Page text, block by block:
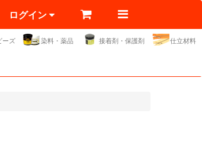
ログイン
ーズ 染料・薬品 接着剤・保護剤 仕立材料